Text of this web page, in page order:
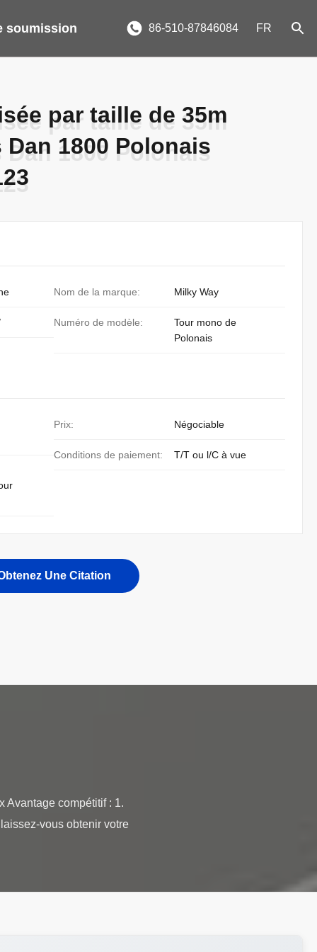
soumission 86-510-87846084 FR
par taille de 35m
1800 Polonais
par taille de 35m
1800 Polonais
Nom de la marque: Milky Way
Numéro de modèle:
Tour mono de
Polonais
Prix: Négociable
Conditions de paiement: T/T ou l/C à vue
Une Citation
Avantage compétitif : 1.
vous obtenir votre